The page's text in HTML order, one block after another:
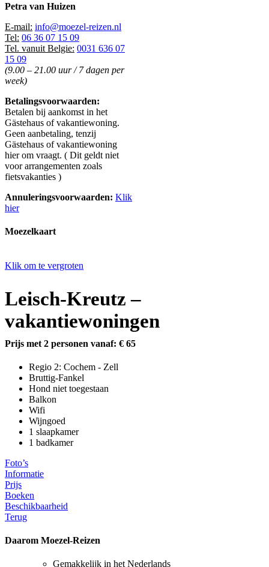
Petra van Huizen
E-mail: info@moezel-reizen.nl
Tel: 06 36 07 15 09
Tel. vanuit Belgie: 0031 636 07
15 09
(9.00 – 21.00 uur / 7 dagen per
week)
Betalingsvoorwaarden:
Betalen bij aankomst in het
Gästehaus of vakantiewoning.
Geen aanbetaling, tenzij
Gästehaus of vakantiewoning
hier om vraagt. ( Dit geldt niet
voor arrangementen zoals
fietsvakanties )
Annuleringsvoorwaarden: Klik
hier
Moezelkaart
Klik om te vergroten
Leisch-Kreutz –
vakantiewoningen
Prijs met 2 personen vanaf: € 65
Regio 2: Cochem - Zell
Bruttig-Fankel
Hond niet toegestaan
Balkon
Wifi
Wijngoed
1 slaapkamer
1 badkamer
Foto’s
Informatie
Prijs
Boeken
Beschikbaarheid
Terug
Daarom Moezel-Reizen
Gemakkelijk in het Nederlands